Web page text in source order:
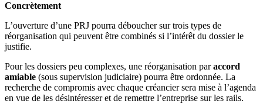
Concrètement
L’ouverture d’une PRJ pourra déboucher sur trois types de
réorganisation qui peuvent être combinés si l’intérêt du dossier le
justifie.
Pour les dossiers peu complexes, une réorganisation paraccord
amiable (sous supervision judiciaire) pourra être ordonnée. La
recherche de compromis avec chaque créancier sera mise à l’agenda
en vue de les désintéresser et de remettre l’entreprise sur les rails.